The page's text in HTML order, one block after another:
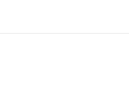
für die
(Hrsg.), Ausgabe
pflegen.de